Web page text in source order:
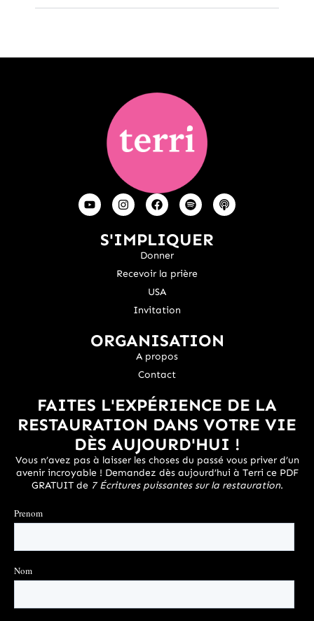
S'IMPLIQUER
Donner
Recevoir la prière
USA
Invitation
ORGANISATION
A propos
Contact
FAITES L'EXPÉRIENCE DE LA
RESTAURATION DANS VOTRE VIE
DÈS AUJOURD'HUI !
Vous n’avez pas à laisser les choses du passé vous priver d’un
avenir incroyable ! Demandez dès aujourd’hui à Terri ce PDF
GRATUIT de 7 Écritures puissantes sur la restauration.